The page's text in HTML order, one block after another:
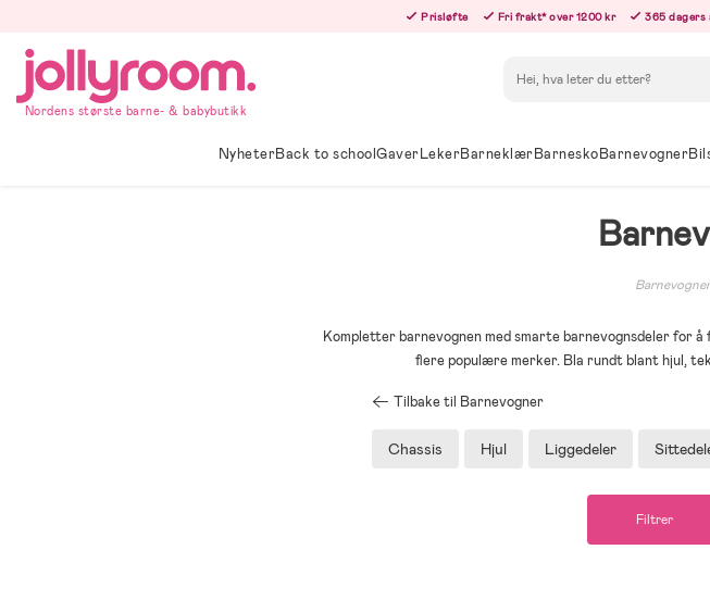
innehållet
Prisløfte Fri frakt* over 1200 kr 365 dagers
Nordens største barne- & babybutikk
NyheterBack to schoolGaverLekerBarneklærBarneskoBarnevogner
Barnevogner
Kompletter barnevognen med smarte barnevognsdeler for
flere populære merker. Bla rundt blant hjul,
Tilbake til Barnevogner
Chassis Hjul Liggedeler
Filtrer